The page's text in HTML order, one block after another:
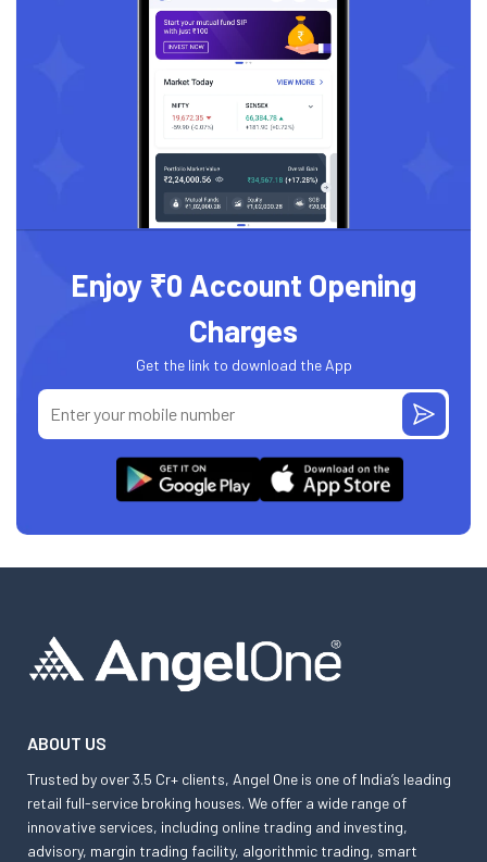
Enjoy ₹0 Account Opening
Charges
Get the link to download the App
ABOUT US
Trusted by over 3.5 Cr+ clients, Angel One is one of India’s leading
retail full-service broking houses. We offer a wide range of
innovative services, including online trading and investing,
advisory, margin trading facility, algorithmic trading, smart